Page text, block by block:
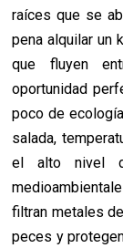
raíces que se
pena alquilar un
que fluyen
oportunidad
poco de
salada,
el alto nivel
filtran metales
peces y